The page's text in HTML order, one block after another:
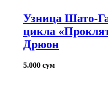
Узница Шато-
цикла
Дрюон
5.000 сум